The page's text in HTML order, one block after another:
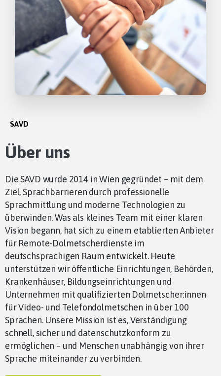
SAVD
Über uns
Die SAVD wurde 2014 in Wien gegründet – mit dem
Ziel, Sprachbarrieren durch professionelle
Sprachmittlung und moderne Technologien zu
überwinden. Was als kleines Team mit einer klaren
Vision begann, hat sich zu einem etablierten Anbieter
für Remote-Dolmetscherdienste im
deutschsprachigen Raum entwickelt. Heute
unterstützen wir öffentliche Einrichtungen, Behörden,
Krankenhäuser, Bildungseinrichtungen und
Unternehmen mit qualifizierten Dolmetscher:innen
für Video- und Telefondolmetschen in über 100
Sprachen. Unsere Mission ist es, Verständigung
schnell, sicher und datenschutzkonform zu
ermöglichen – und Menschen unabhängig von ihrer
Sprache miteinander zu verbinden.